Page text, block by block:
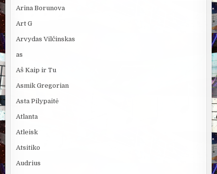
Arina Borunova
Art G
Arvydas Vilčinskas
as
Aš Kaip ir Tu
Asmik Gregorian
Asta Pilypaitė
Atlanta
Atleisk
Atsitiko
Audrius